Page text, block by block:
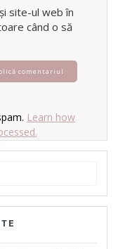
site-ul web în
când o să
Learn how